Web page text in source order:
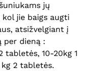
jų
jie baigs augti
atsižvelgiant į
per dieną :
tabletės, 10-20kg 1
2 tabletės.